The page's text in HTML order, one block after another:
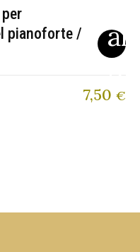
pianoforte /
7,50 €